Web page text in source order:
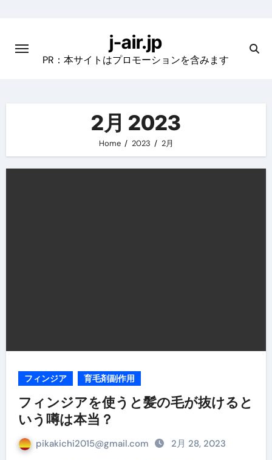
content
j-air.jp
PR：本サイトはプロモーションを含みます
2月 2023
Home 2023 2月
フィンジア 育毛剤副作用
フィンジアを使うと髪の毛が抜けると
いう噂は本当？
pikakichi2015@gmail.com 2月 28, 2023